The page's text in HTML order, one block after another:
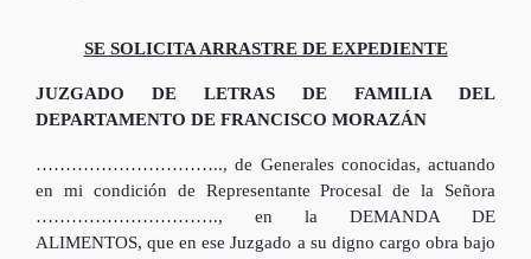
SE SOLICITA ARRASTRE DE EXPEDIENTE
JUZGADO DE LETRAS DE FAMILIA DEL
DEPARTAMENTO DE FRANCISCO MORAZÁN
………………………….., de Generales conocidas, actuando
en mi condición de Representante Procesal de la Señora
…………………………., en la DEMANDA DE
ALIMENTOS, que en ese Juzgado a su digno cargo obra bajo